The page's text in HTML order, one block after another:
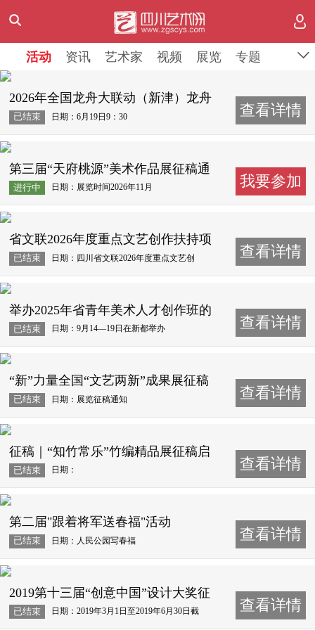
活动 资讯 艺术家 视频 展览 专题
2026年全国龙舟大联动（新津）龙舟
会
已结束 日期：6月19日9：30 查看详情
第三届“天府桃源”美术作品展征稿通
知
进行中 日期：展览时间2026年11月 我要参加
省文联2026年度重点文艺创作扶持项
目
已结束
日期：四川省文联2026年度重点文艺创
查看详情
举办2025年省青年美术人才创作班的
通知
已结束 日期：9月14—19日在新都举办 查看详情
“新”力量全国“文艺两新”成果展征稿
已结束 日期：展览征稿通知 查看详情
征稿｜“知竹常乐”竹编精品展征稿启
事
已结束 日期： 查看详情
第二届"跟着将军送春福"活动
已结束 日期：人民公园写春福 查看详情
2019第十三届“创意中国”设计大奖征
稿
已结束
日期：2019年3月1日至2019年6月30日截
查看详情
活动 资讯 艺术家 视频 展览 专题